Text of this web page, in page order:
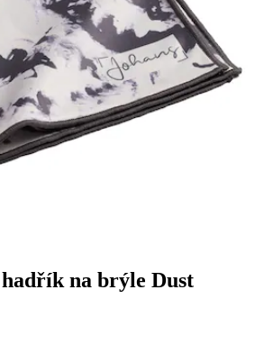
na brýle Dust